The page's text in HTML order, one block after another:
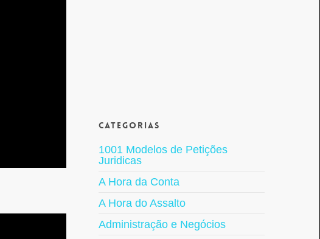
Categorias
1001 Modelos de Petições
Juridicas
A Hora da Conta
A Hora do Assalto
Administração e Negócios